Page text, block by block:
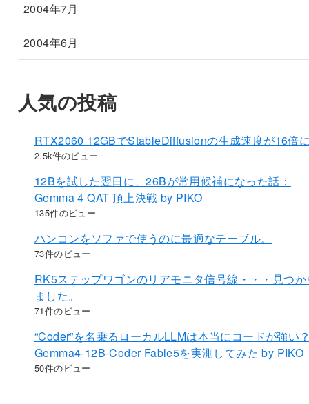
2004年7月
2004年6月
人気の投稿
RTX2060 12GBでStableDiffusionの生成速度が16倍
2.5k件のビュー
12Bを試した翌日に、26Bが常用候補になった話：
Gemma 4 QAT 頂上決戦 by PIKO
135件のビュー
ハンコンをソファで使うのに最適なテーブル。
73件のビュー
RK5ステップワゴンのリアモニタ信号線・・・見つか
ました。
71件のビュー
“Coder”を名乗るローカルLLMは本当にコードが強い
Gemma4-12B-Coder Fable5を実測してみた by PIKO
50件のビュー